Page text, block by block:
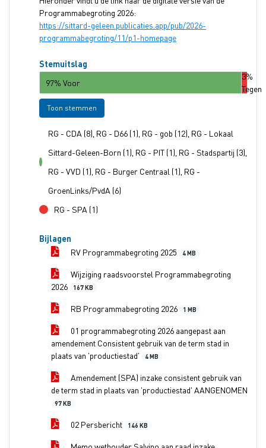
Programmabegroting 2026:
https://sittard-geleen.publicaties.app/pub/2026-
programmabegroting/11/p1-homepage
Stemuitslag
97% Voor
3%
Tegen
Toon stemmen
voor
RG - CDA (8), RG - D66 (1), RG - gob (12), RG - Lokaal
Sittard-Geleen-Born (1), RG - PIT (1), RG - Stadspartij (3),
RG - VVD (1), RG - Burger Centraal (1), RG -
GroenLinks/PvdA (6)
RG - SPA (1)
Bijlagen
RV Programmabegroting 2025
4 MB
Wijziging raadsvoorstel Programmabegroting
2026
167 KB
RB Programmabegroting 2026 1 MB
01 programmabegroting 2026 aangepast aan
amendement Consistent gebruik van de term stad in
plaats van 'productiestad'
4 MB
Amendement (SPA) inzake consistent gebruik van
de term stad in plaats van 'productiestad' AANGENOMEN
97 KB
02 Persbericht 146 KB